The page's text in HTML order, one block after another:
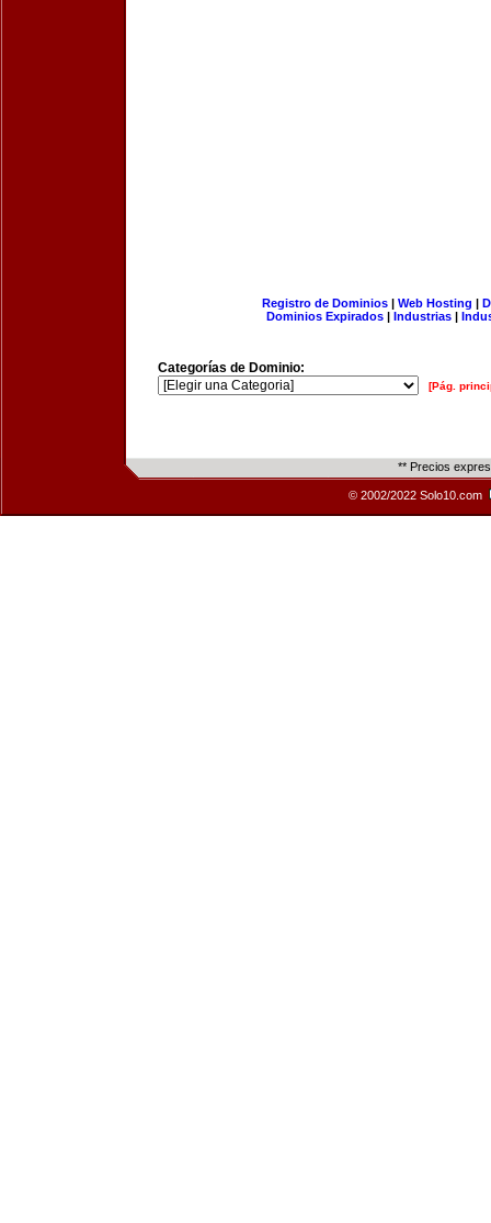
Registro de Dominios| Web Hosting |
Dominios Expirados | Industrias |
Categorías de Dominio:
[Pág.
** Precios
© 2002/2022 Solo10.com